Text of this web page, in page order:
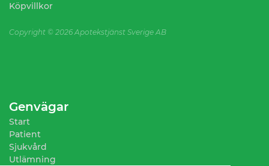
Köpvillkor
Copyright © 2026 Apotekstjänst Sverige AB
Genvägar
Start
Patient
Sjukvård
Utlämning